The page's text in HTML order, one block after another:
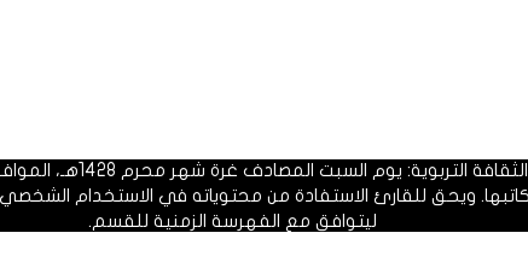
يوم السبت المصادف غرة شهر محرم 1428هـ، الموافق العشرون من شهر يناير 2007م.
ويحق للقارئ الاستفادة من محتوياته في الاستخدام
ليتوافق مع الفهرسة الزمنية للقسم.